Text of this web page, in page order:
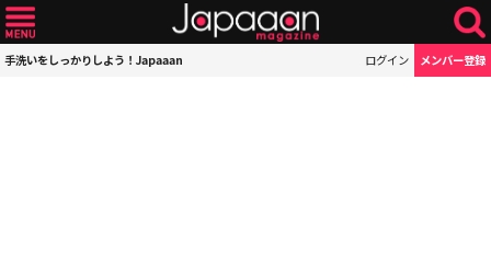
手洗いをしっかりしよう！Japaaan ログイン メンバー登録